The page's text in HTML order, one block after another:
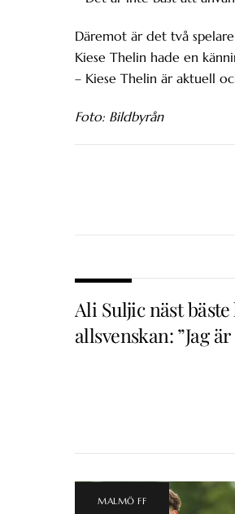
Däremot är det två
Kiese Thelin hade en
– Kiese Thelin är aktuell
Foto: Bildbyrån
Ali Suljic näst
allsvenskan: ”Jag
MALMÖ FF